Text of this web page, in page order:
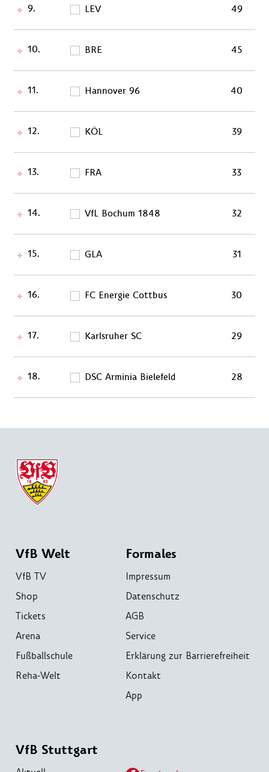
9. LEV 49
10. BRE 45
11. Hannover 96 40
12. KÖL 39
13. FRA 33
14. VfL Bochum 1848 32
15. GLA 31
16. FC Energie Cottbus 30
17. Karlsruher SC 29
18. DSC Arminia Bielefeld 28
VfB Welt
VfB TV
Shop
Tickets
Arena
Fußballschule
Reha-Welt
Formales
Impressum
Datenschutz
AGB
Service
Erklärung zur Barrierefreiheit
Kontakt
App
VfB Stuttgart